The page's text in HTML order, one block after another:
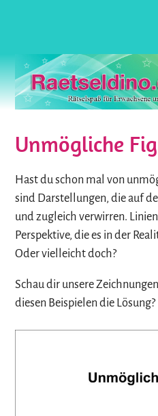
Unmögliche
Hast du schon mal von
sind Darstellungen, die auf
und zugleich verwirren.
Perspektive, die es in der
Oder vielleicht doch?
Schau dir unsere
diesen Beispielen die Lösung?